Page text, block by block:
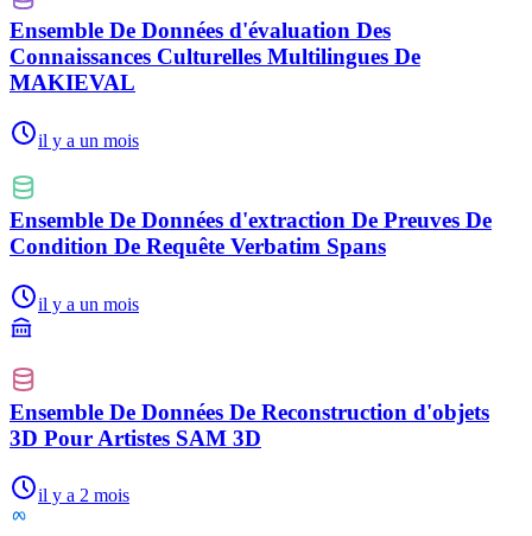
Ensemble De Données d'évaluation Des
Connaissances Culturelles Multilingues De
MAKIEVAL
il y a un mois
Ensemble De Données d'extraction De Preuves De
Condition De Requête Verbatim Spans
il y a un mois
Ensemble De Données De Reconstruction d'objets
3D Pour Artistes SAM 3D
il y a 2 mois